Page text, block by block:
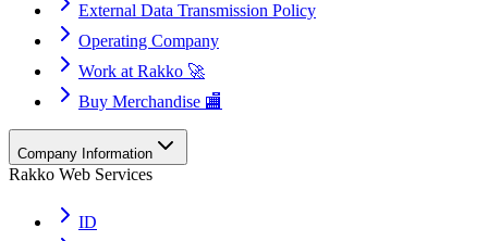
External Data Transmission Policy
Operating Company
Work at Rakko 🚀
Buy Merchandise 🏬
Company Information
Rakko Web Services
ID